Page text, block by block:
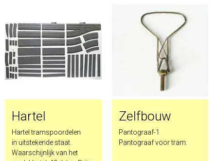
Hartel
Hartel tramspoordelen
in uitstekende staat.
Waarschijnlijk van het
Zelfbouw
Pantograaf-1
Pantograaf voor tram.